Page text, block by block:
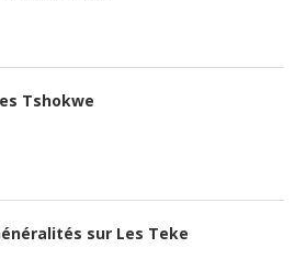
Tshokwe
sur Les Teke